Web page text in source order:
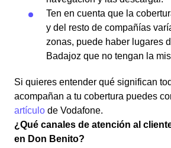
Ten en cuenta que la
y del resto de compañías
zonas, puede haber lugares
Badajoz que no tengan la
Si quieres entender qué significan
acompañan a tu cobertura puedes
artículo de Vodafone.
¿Qué canales de atención al
en Don Benito?